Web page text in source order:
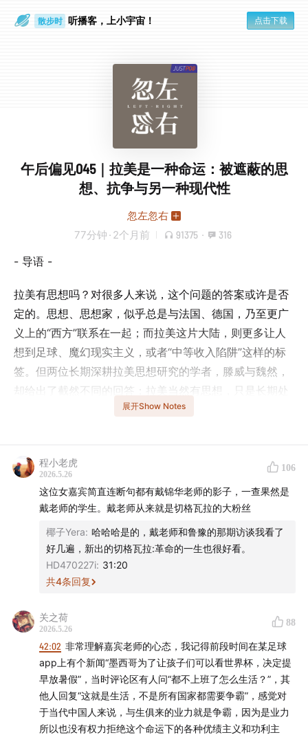
散步时 听播客，上小宇宙！ 点击下载
午后偏见045｜拉美是一种命运：被遮蔽的思
想、抗争与另一种现代性
忽左忽右
77分钟 · 2个月前 91375 · 316
- 导语 -
拉美有思想吗？对很多人来说，这个问题的答案或许是否
定的。思想、思想家，似乎总是与法国、德国，乃至更广
义上的“西方”联系在一起；而拉美这片大陆，则更多让人
想到足球、魔幻现实主义，或者“中等收入陷阱”这样的标
签。但两位长期深耕拉美思想研究的学者，滕威与魏然，
却给出了截然不同的回答：拉美当然有思想，只是长期处
在遮蔽之中。从马克思主义与原住民传统的结合，到女性
现代性”的方式，也促使我们重新思考：中国知识界长期默
认的思想坐标，是否过于单一？那些原本被认为“理所当
然”的道路，是否还有其他可能性？请听两位嘉宾带来的精
彩分享。
- 本期话题成员 -
滕威，华南师范大学文学院教授
魏然，清华大学人文与社会科学高等研究所长聘副教授
- 时间轴 -
“拉美有什么思想”：打破欧美才有思想的“常识”
展开Show Notes
程小老虎
2026.5.26
106
这位女嘉宾简直连断句都有戴锦华老师的影子，一查果然是
戴老师的学生。戴老师从来就是切格瓦拉的大粉丝
椰子Yera: 哈哈哈是的，戴老师和鲁豫的那期访谈我看了
好几遍，新出的切格瓦拉:革命的一生也很好看。
HD470227i: 31:20
共4条回复
关之荷
2026.5.26
88
42:02 非常理解嘉宾老师的心态，我记得前段时间在某足球
app上有个新闻“墨西哥为了让孩子们可以看世界杯，决定提
早放暑假”，当时评论区有人问“都不上班了怎么生活？”，其
他人回复“这就是生活，不是所有国家都需要争霸”，感觉对
于当代中国人来说，与生俱来的业力就是争霸，因为是业力
所以也没有权力拒绝这个命运下的各种优绩主义和功利主